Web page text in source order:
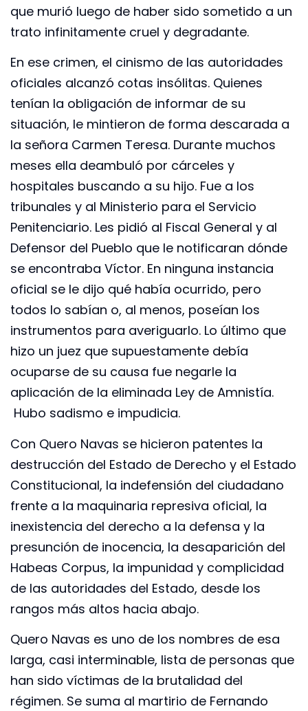
que murió luego de haber sido sometido a un
trato infinitamente cruel y degradante.
En ese crimen, el cinismo de las autoridades
oficiales alcanzó cotas insólitas. Quienes
tenían la obligación de informar de su
situación, le mintieron de forma descarada a
la señora Carmen Teresa. Durante muchos
meses ella deambuló por cárceles y
hospitales buscando a su hijo. Fue a los
tribunales y al Ministerio para el Servicio
Penitenciario. Les pidió al Fiscal General y al
Defensor del Pueblo que le notificaran dónde
se encontraba Víctor. En ninguna instancia
oficial se le dijo qué había ocurrido, pero
todos lo sabían o, al menos, poseían los
instrumentos para averiguarlo. Lo último que
hizo un juez que supuestamente debía
ocuparse de su causa fue negarle la
aplicación de la eliminada Ley de Amnistía.
Hubo sadismo e impudicia.
Con Quero Navas se hicieron patentes la
destrucción del Estado de Derecho y el Estado
Constitucional, la indefensión del ciudadano
frente a la maquinaria represiva oficial, la
inexistencia del derecho a la defensa y la
presunción de inocencia, la desaparición del
Habeas Corpus, la impunidad y complicidad
de las autoridades del Estado, desde los
rangos más altos hacia abajo.
Quero Navas es uno de los nombres de esa
larga, casi interminable, lista de personas que
han sido víctimas de la brutalidad del
régimen. Se suma al martirio de Fernando